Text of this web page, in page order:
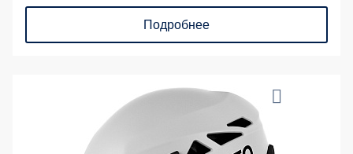
Подробнее